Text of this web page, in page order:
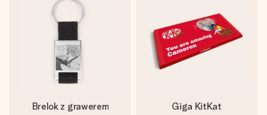
Brelok z grawerem Giga KitKat